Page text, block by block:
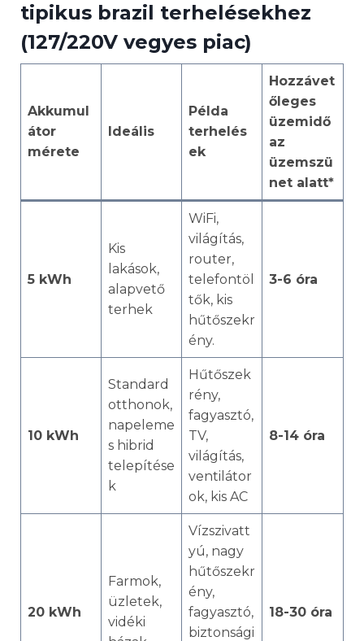
tipikus brazil terhelésekhez
(127/220V vegyes piac)
Akkumul
átor
mérete
Ideális
Példa
terhelés
ek
Hozzávet
őleges
üzemidő
az
üzemszü
net alatt*
5 kWh
Kis
lakások,
alapvető
terhek
WiFi,
világítás,
router,
telefontöl
tők, kis
hűtőszekr
ény.
3-6 óra
10 kWh
Standard
otthonok,
napeleme
s hibrid
telepítése
k
Hűtőszek
rény,
fagyasztó,
TV,
világítás,
ventilátor
ok, kis AC
8-14 óra
20 kWh
Farmok,
üzletek,
vidéki
Vízszivatt
yú, nagy
hűtőszekr
ény,
fagyasztó,
biztonsági
18-30 óra